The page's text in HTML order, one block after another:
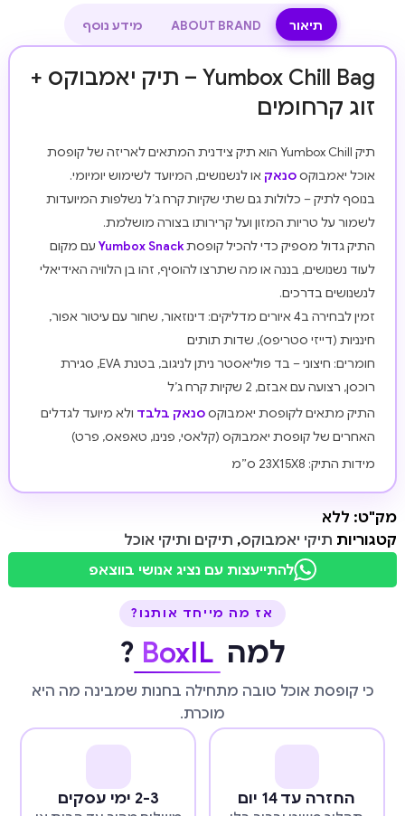
תיאור ABOUT BRAND מידע נוסף
Yumbox Chill Bag – תיק יאמבוקס +
זוג קרחומים
תיק Yumbox Chill הוא תיק צידנית המתאים לאריזה של קופסת
אוכל יאמבוקססנאק או לנשנושים, המיועד לשימוש יומיומי.
בנוסף לתיק – כלולות גם שתי שקיות קרח ג’ל נשלפות המיועדות
לשמור על טריות המזון ועל קרירותו בצורה מושלמת.
התיק גדול מספיק כדי להכיל קופסתYumbox Snackעם מקום
לעוד נשנושים, בננה או מה שתרצו להוסיף, זהו בן הלוויה האידיאלי
לנשנושים בדרכים.
זמין לבחירה ב4 איורים מדליקים: דינוזאור, שחור עם עיטור אפור,
חינניות (דייזי סטריפס), שדות תותים
חומרים: חיצוני – בד פוליאסטר ניתן לניגוב, בטנת EVA, סגירת
רוכסן, רצועה עם אבזם, 2 שקיות קרח ג’ל
התיק מתאים לקופסת יאמבוקססנאק בלבד ולא מיועד לגדלים
האחרים של קופסת יאמבוקס (קלאסי, פנינו, טאפאס, פרט)
מידות התיק: 23X15X8 ס”מ
מק"ט: ללא
קטגוריות תיקי יאמבוקס, תיקים ותיקי אוכל
להתייעצות עם נציג אנושי בווצאפ
אז מה מייחד אותנו?
למה BoxIL
?
כי קופסת אוכל טובה מתחילה בחנות שמבינה מה היא
מוכרת.
החזרה עד 14 יום 2-3 ימי עסקים